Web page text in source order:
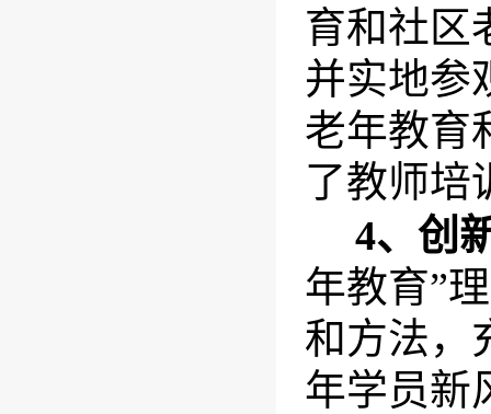
育和社区
并实地参
老年教育
了教师培
4、 创
年教育”
和方法，
年学员新